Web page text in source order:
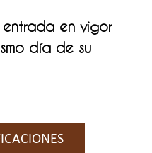
en vigor
día de su